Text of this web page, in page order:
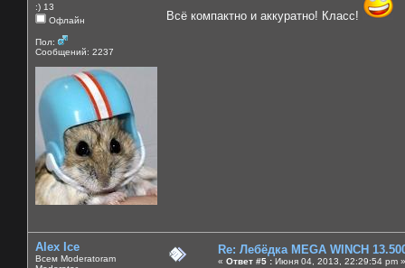
:) 13
Офлайн
Пол:
Сообщений: 2237
Всё компактно и аккуратно! Класс!
Alex Ice
Всем Moderatoram
Re: Лебёдка MEGA WINCH
« Ответ #5 : Июня 04, 2013, 22:29:54 pm »